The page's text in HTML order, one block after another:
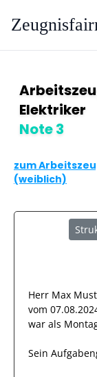
Elektriker
Note 3
zum
(weiblich)
Herr Max
vom
war als
Sein